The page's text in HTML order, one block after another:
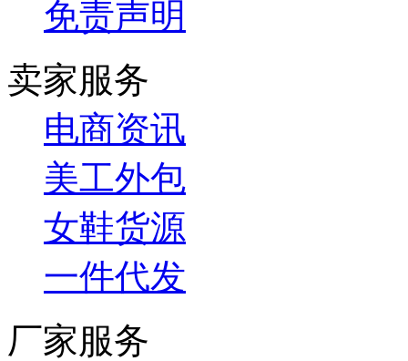
免责声明
卖家服务
电商资讯
美工外包
女鞋货源
一件代发
厂家服务